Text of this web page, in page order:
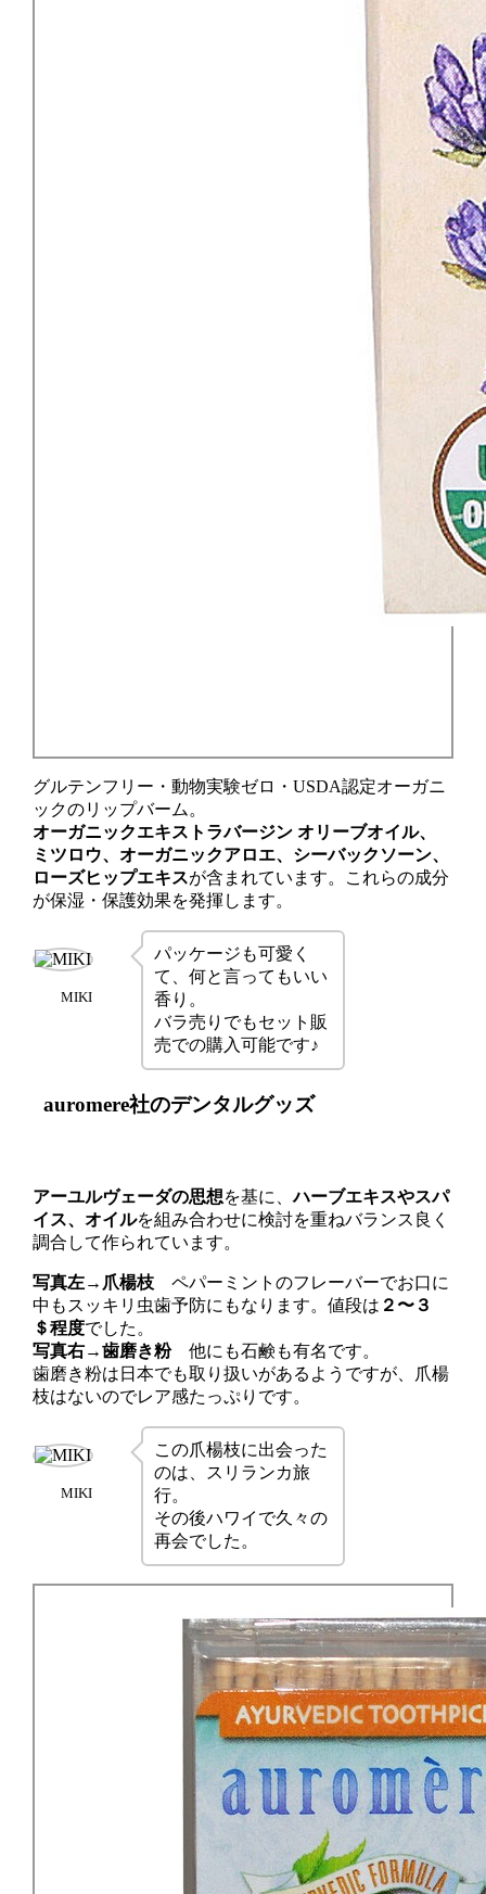
グルテンフリー・動物実験ゼロ・USDA認定オーガニ
ックのリップバーム。
オーガニックエキストラバージン オリーブオイル、
ミツロウ、オーガニックアロエ、シーバックソーン、
ローズヒップエキスが含まれています。これらの成分
が保湿・保護効果を発揮します。
MIKI
パッケージも可愛く
て、何と言ってもいい
香り。
バラ売りでもセット販
売での購入可能です♪
auromere社のデンタルグッズ
アーユルヴェーダの思想を基に、ハーブエキスやスパ
イス、オイルを組み合わせに検討を重ねバランス良く
調合して作られています。
写真左→爪楊枝 ペパーミントのフレーバーでお口に
中もスッキリ虫歯予防にもなります。値段は ２〜３
＄程度でした。
写真右→歯磨き粉他にも石鹸も有名です。
歯磨き粉は日本でも取り扱いがあるようですが、 爪楊
枝はないのでレア感たっぷりです。
MIKI
この爪楊枝に出会った
のは、スリランカ旅
行。
その後ハワイで久々の
再会でした。